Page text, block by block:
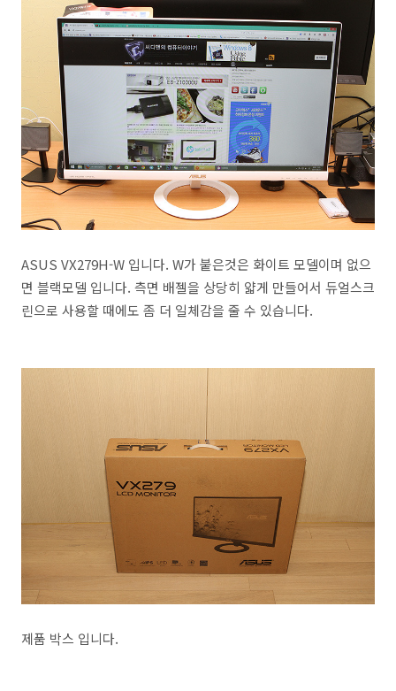
ASUS VX279H-W 입니다. W가 붙은것은 화이트 모델이며 없으
면 블랙모델 입니다. 측면 배젤을 상당히 얇게 만들어서 듀얼스크
린으로 사용할 때에도 좀 더 일체감을 줄 수 있습니다.
제품 박스 입니다.